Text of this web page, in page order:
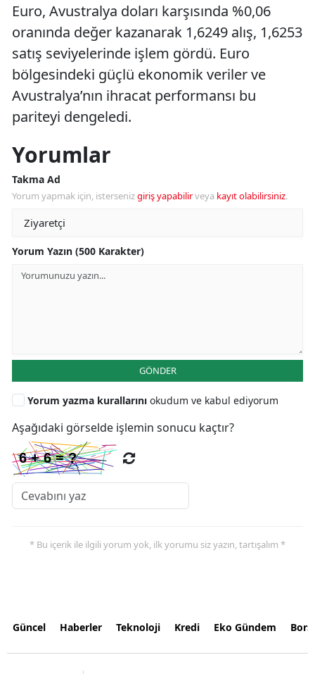
Euro, Avustralya doları karşısında %0,06
oranında değer kazanarak 1,6249 alış, 1,6253
satış seviyelerinde işlem gördü. Euro
bölgesindeki güçlü ekonomik veriler ve
Avustralya’nın ihracat performansı bu
pariteyi dengeledi.
Yorumlar
Takma Ad
Yorum yapmak için, istersenizgiriş yapabilirveya kayıt olabilirsiniz.
Yorum Yazın (500 Karakter)
GÖNDER
Yorum yazma kurallarını okudum ve kabul ediyorum
Aşağıdaki görselde işlemin sonucu kaçtır?
* Bu içerik ile ilgili yorum yok, ilk yorumu siz yazın, tartışalım *
Güncel Haberler Teknoloji Kredi Eko Gündem